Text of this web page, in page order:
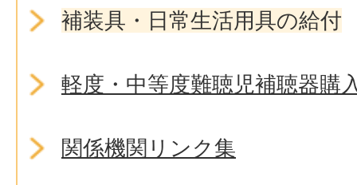
補装具・日常生活用具の給付
軽度・中等度難聴児補聴器購
関係機関リンク集